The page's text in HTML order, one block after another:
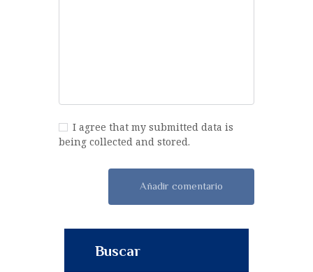
I agree that my submitted data is
being collected and stored.
Buscar